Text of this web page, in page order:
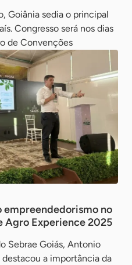
Goiânia sedia o principal
Congresso será nos dias
de Convenções
empreendedorismo no
Agro Experience 2025
Sebrae Goiás, Antonio
a importância da